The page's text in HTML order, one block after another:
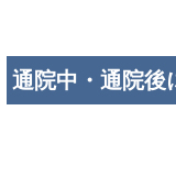
通院中・通院後